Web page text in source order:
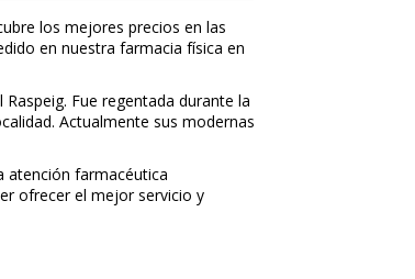
los mejores precios en las
en nuestra farmacia física en
Fue regentada durante la
Actualmente sus modernas
atención farmacéutica
ofrecer el mejor servicio y